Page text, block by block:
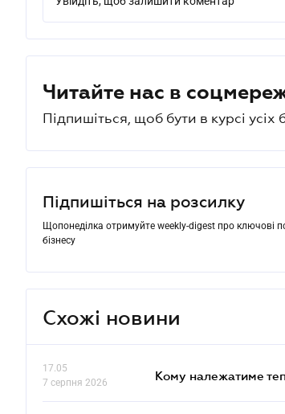
Читайте нас в
Підпишіться, щоб бути в курсі усіх
Підпишіться на розсилку
Щопонеділка отримуйте weekly-digest про ключові
бізнесу
Схожі новини
17.05
7 серпня 2026
Кому належатиме